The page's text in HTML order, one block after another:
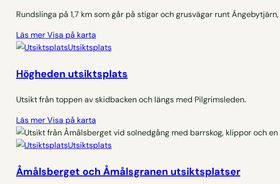
Rundslinga på 1,7 km som går på stigar och grusvägar runt
Läs merVisa på karta
Utsiktsplats
Högheden utsiktsplats
Utsikt från toppen av skidbacken och längs med Pilgrimsleden.
Läs merVisa på karta
Utsiktsplats
Åmålsberget och Åmålsgranen utsiktsplatser